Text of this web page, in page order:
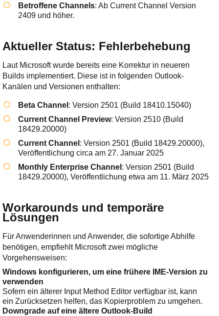
Betroffene Channels: Ab Current Channel Version
2409 und höher.
Aktueller Status: Fehlerbehebung
Laut Microsoft wurde bereits eine Korrektur in neueren
Builds implementiert. Diese ist in folgenden Outlook-
Kanälen und Versionen enthalten:
Beta Channel : Version 2501 (Build 18410.15040)
Current Channel Preview: Version 2510 (Build
18429.20000)
Current Channel : Version 2501 (Build 18429.20000),
Veröffentlichung circa am 27. Januar 2025
Monthly Enterprise Channel : Version 2501 (Build
18429.20000), Veröffentlichung etwa am 11. März 2025
Workarounds und temporäre
Lösungen
Für Anwenderinnen und Anwender, die sofortige Abhilfe
benötigen, empfiehlt Microsoft zwei mögliche
Vorgehensweisen:
Windows konfigurieren, um eine frühere IME-Version zu
verwenden
Sofern ein älterer Input Method Editor verfügbar ist, kann
ein Zurücksetzen helfen, das Kopierproblem zu umgehen.
Downgrade auf eine ältere Outlook-Build